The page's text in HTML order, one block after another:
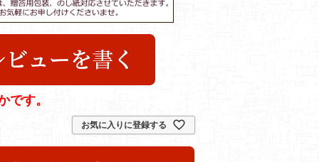
です。
お気に入りに登録する